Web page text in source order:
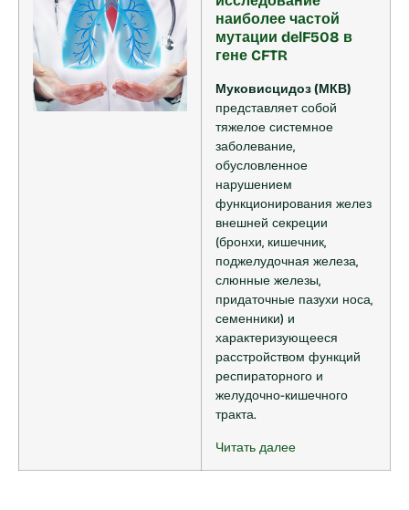
наиболее частой
мутации delF508 в
гене CFTR
Муковисцидоз (МКВ)
представляет собой
тяжелое системное
заболевание,
обусловленное
нарушением
функционирования желез
внешней секреции
(бронхи, кишечник,
поджелудочная железа,
слюнные железы,
придаточные пазухи носа,
семенники) и
характеризующееся
расстройством функций
респираторного и
желудочно-кишечного
тракта.
Читать далее